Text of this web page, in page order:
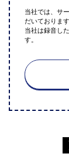
当社では、サ
だいておりま
当社は録音し
す。